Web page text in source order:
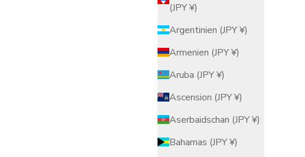
(JPY ¥)
Argentinien (JPY ¥)
Armenien (JPY ¥)
Aruba (JPY ¥)
Ascension (JPY ¥)
Aserbaidschan (JPY ¥)
Bahamas (JPY ¥)